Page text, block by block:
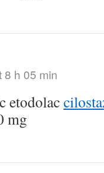
8 h 05 min
etodolac
mg